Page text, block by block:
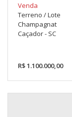
Venda
Terreno / Lote
Champagnat
Caçador - SC
R$ 1.100.000,00